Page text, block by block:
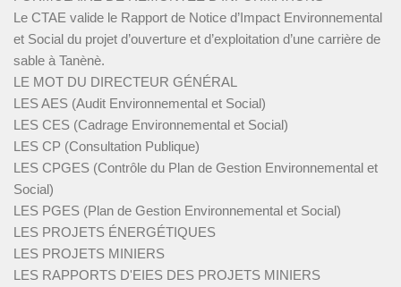
Le CTAE valide le Rapport de Notice d’Impact Environnemental
et Social du projet d’ouverture et d’exploitation d’une carrière de
sable à Tanènè.
LE MOT DU DIRECTEUR GÉNÉRAL
LES AES (Audit Environnemental et Social)
LES CES (Cadrage Environnemental et Social)
LES CP (Consultation Publique)
LES CPGES (Contrôle du Plan de Gestion Environnemental et
Social)
LES PGES (Plan de Gestion Environnemental et Social)
LES PROJETS ÉNERGÉTIQUES
LES PROJETS MINIERS
LES RAPPORTS D'EIES DES PROJETS MINIERS